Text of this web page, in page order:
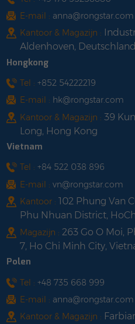
E-mail : anna@rongstar.com
Kantoor & Magazijn :
Aldenhoven, Deutschland
Hongkong
Tel : +852 54222219
E-mail : hk@rongstar.com
Kantoor & Magazijn : 39
Long, Hong Kong
Vietnam
Tel : +84 522 038 896
E-mail : vn@rongstar.com
Kantoor : 102 Phung Van
Phu Nhuan District,
Magazijn : 263 Go O Moi,
7, Ho Chi Minh City,
Polen
Tel : +48 735 668 999
E-mail : anna@rongstar.com
Kantoor & Magazijn :